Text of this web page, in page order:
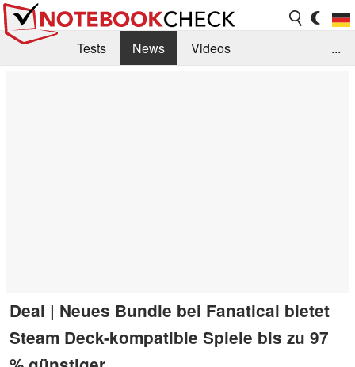
Tests News
Videos
...
Deal | Neues Bundle bei Fanatical bietet
Steam Deck-kompatible Spiele bis zu 97